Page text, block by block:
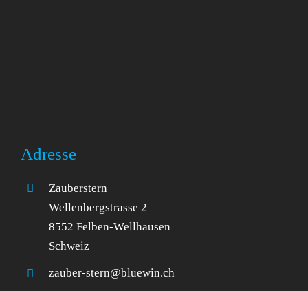
Adresse
Zauberstern
Wellenbergstrasse 2
8552 Felben-Wellhausen
Schweiz
zauber-stern@bluewin.ch